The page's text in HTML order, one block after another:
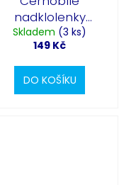
nadklolenky
cheerleader
Skladem (3 ks)
149 Kč
DO KOŠÍKU